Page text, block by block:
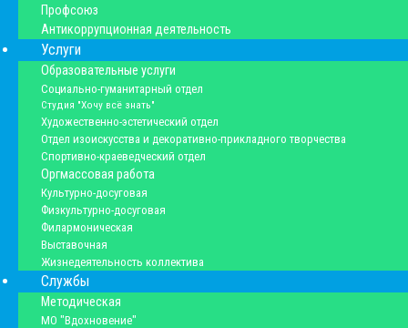
Профсоюз
Антикоррупционная деятельность
Услуги
Образовательные услуги
Социально-гуманитарный отдел
Студия "Хочу всё знать"
Художественно-эстетический отдел
Отдел изоискусства и декоративно-прикладного творчества
Спортивно-краеведческий отдел
Оргмассовая работа
Культурно-досуговая
Физкультурно-досуговая
Филармоническая
Выставочная
Жизнедеятельность коллектива
Службы
Методическая
МО "Вдохновение"